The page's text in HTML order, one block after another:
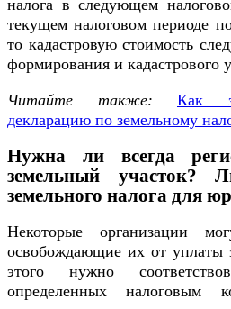
налога в следующем
текущем налоговом периоде
то кадастровую стоимость
формирования и кадастрового
Читайте также: Как
декларацию по земельному
Нужна ли всегда
земельный участок?
земельного налога для
Некоторые организации
освобождающие их от уплаты
этого нужно
определенных налоговым